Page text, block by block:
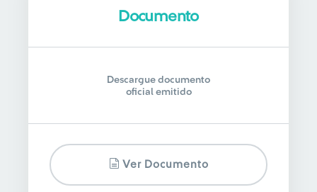
Documento
Descargue documento
oficial emitido
Ver Documento